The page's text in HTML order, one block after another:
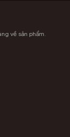
về sản phẩm.